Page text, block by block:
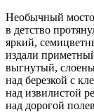
Необычный
в детство
яркий,
издали
выгнутый,
над березкой с
над извилистой
над дорогой